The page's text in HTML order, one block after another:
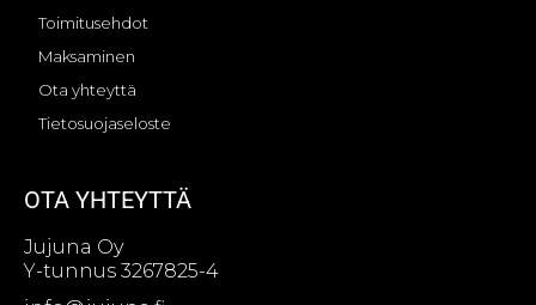
Toimitusehdot
Maksaminen
Ota yhteyttä
Tietosuojaseloste
OTA YHTEYTTÄ
Jujuna Oy
Y-tunnus 3267825-4